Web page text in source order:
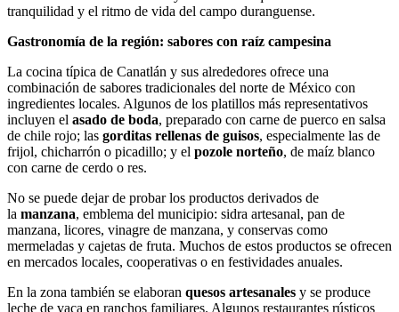
tranquilidad y el ritmo de vida del campo duranguense.
Gastronomía de la región: sabores con raíz campesina
La cocina típica de Canatlán y sus alrededores ofrece una
combinación de sabores tradicionales del norte de México con
ingredientes locales. Algunos de los platillos más representativos
incluyen el asado de boda, preparado con carne de puerco en salsa
de chile rojo; las gorditas rellenas de guisos, especialmente las de
frijol, chicharrón o picadillo; y el pozole norteño, de maíz blanco
con carne de cerdo o res.
No se puede dejar de probar los productos derivados de
la manzana, emblema del municipio: sidra artesanal, pan de
manzana, licores, vinagre de manzana, y conservas como
mermeladas y cajetas de fruta. Muchos de estos productos se ofrecen
en mercados locales, cooperativas o en festividades anuales.
En la zona también se elaboran quesos artesanales y se produce
leche de vaca en ranchos familiares. Algunos restaurantes rústicos